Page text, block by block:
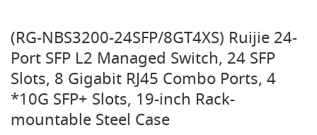
(RG-NBS3200-24SFP/8GT4XS) Ruijie 24-
Port SFP L2 Managed Switch, 24 SFP
Slots, 8 Gigabit RJ45 Combo Ports, 4
*10G SFP+ Slots, 19-inch Rack-
mountable Steel Case